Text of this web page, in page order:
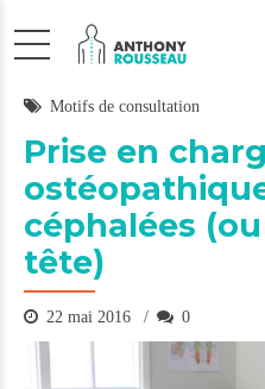
Motifs de consultation
Prise en
céphalées
tête)
22 mai 2016 0